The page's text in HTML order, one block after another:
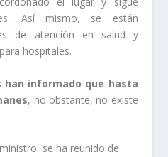
Así mismo, se están
de atención en salud y
hospitales.
han informado que hasta
, no obstante, no existe
se ha reunido de